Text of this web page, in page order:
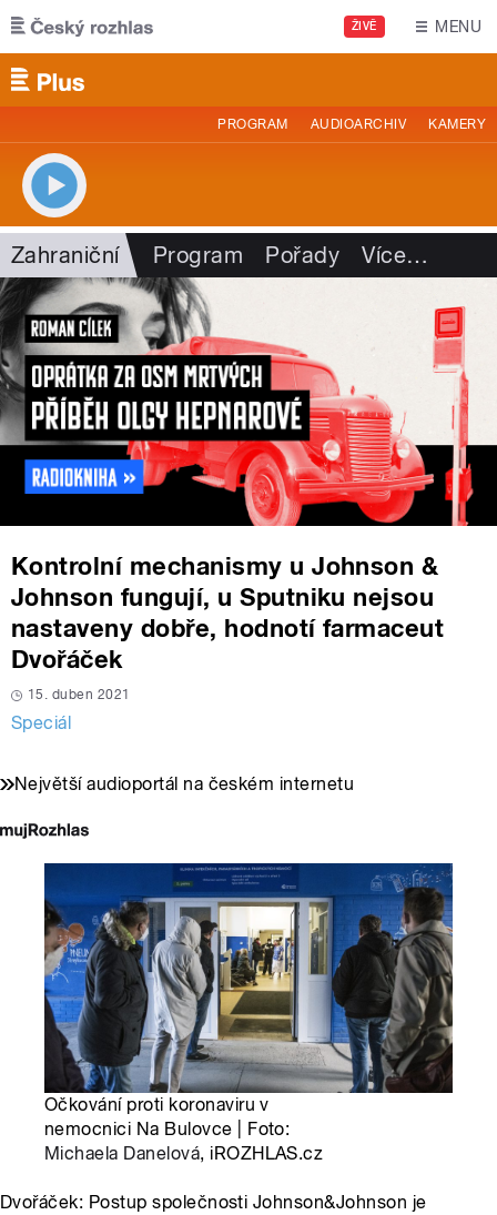
Přejít k hlavnímu obsahu
ŽIVĚ MENU
PROGRAM AUDIOARCHIV KAMERY
Zahraniční Program Pořady Více…
Kontrolní mechanismy u Johnson &
Johnson fungují, u Sputniku nejsou
nastaveny dobře, hodnotí farmaceut
Dvořáček
15. duben 2021
Speciál
Největší audioportál na českém internetu
Očkování proti koronaviru v
nemocnici Na Bulovce | Foto:
Michaela Danelová, iROZHLAS.cz
Dvořáček: Postup společnosti Johnson&Johnson je